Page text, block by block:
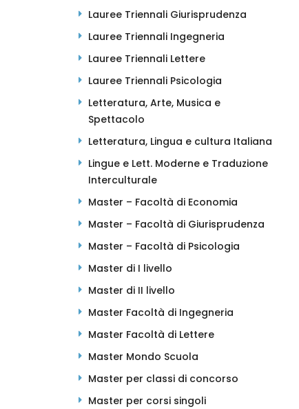
Lauree Triennali Giurisprudenza
Lauree Triennali Ingegneria
Lauree Triennali Lettere
Lauree Triennali Psicologia
Letteratura, Arte, Musica e
Spettacolo
Letteratura, Lingua e cultura Italiana
Lingue e Lett. Moderne e Traduzione
Interculturale
Master – Facoltà di Economia
Master – Facoltà di Giurisprudenza
Master – Facoltà di Psicologia
Master di I livello
Master di II livello
Master Facoltà di Ingegneria
Master Facoltà di Lettere
Master Mondo Scuola
Master per classi di concorso
Master per corsi singoli